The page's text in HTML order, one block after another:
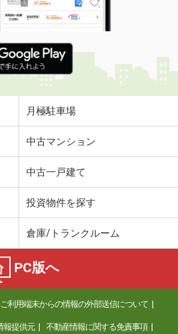
月極駐車場
中古マンション
中古一戸建て
投資物件を探す
倉庫/トランクルーム
PC版へ
利用端末からの情報の外部送信について
報提供元 不動産情報に関する免責事項